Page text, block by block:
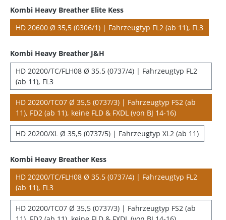
Kombi Heavy Breather Elite Kess
HD 20600 Ø 35,5 (0306/1) | Fahrzeugtyp FL2 (ab 11), FL3
Kombi Heavy Breather J&H
HD 20200/TC/FLH08 Ø 35,5 (0737/4) | Fahrzeugtyp FL2
(ab 11), FL3
HD 20200/TC07 Ø 35,5 (0737/3) | Fahrzeugtyp FS2 (ab
11), FD2 (ab 11), keine FLD & FXDL (von BJ 14-16)
HD 20200/XL Ø 35,5 (0737/5) | Fahrzeugtyp XL2 (ab 11)
Kombi Heavy Breather Kess
HD 20200/TC/FLH08 Ø 35,5 (0737/4) | Fahrzeugtyp FL2
(ab 11), FL3
HD 20200/TC07 Ø 35,5 (0737/3) | Fahrzeugtyp FS2 (ab